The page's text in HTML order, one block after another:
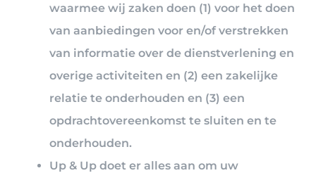
waarmee wij zaken doen (1) voor het doen
van aanbiedingen voor en/of verstrekken
van informatie over de dienstverlening en
overige activiteiten en (2) een zakelijke
relatie te onderhouden en (3) een
opdrachtovereenkomst te sluiten en te
onderhouden.
Up & Up doet er alles aan om uw